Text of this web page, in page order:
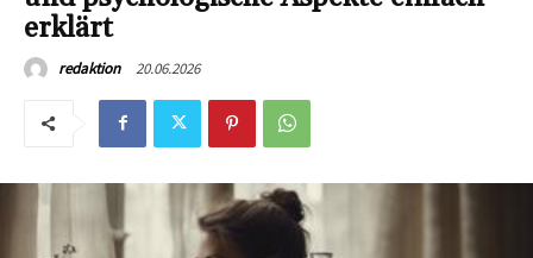
erklärt
redaktion 20.06.2026